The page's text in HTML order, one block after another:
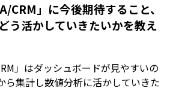
CRM」に今後期待すること、
う活かしていきたいかを教え
」はダッシュボードが見やすいの
ら集計し数値分析に活かしていきた